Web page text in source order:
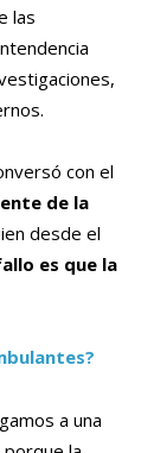
las
con el
de la
desde el
es que la
a una